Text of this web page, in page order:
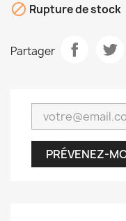
 Rupture de stock
Partager
PRÉVENEZ-